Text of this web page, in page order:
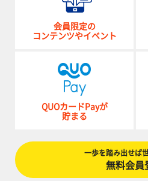
会員限定の
コンテンツやイベント
QUOカードPayが
貯まる
一歩を踏み出せば
無料会員